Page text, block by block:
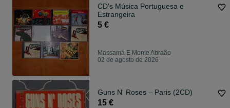
CD's Música Portuguesa e
Estrangeira
5 €
Massamá E Monte Abraão
02 de agosto de 2026
Guns N' Roses – Paris (2CD)
15 €